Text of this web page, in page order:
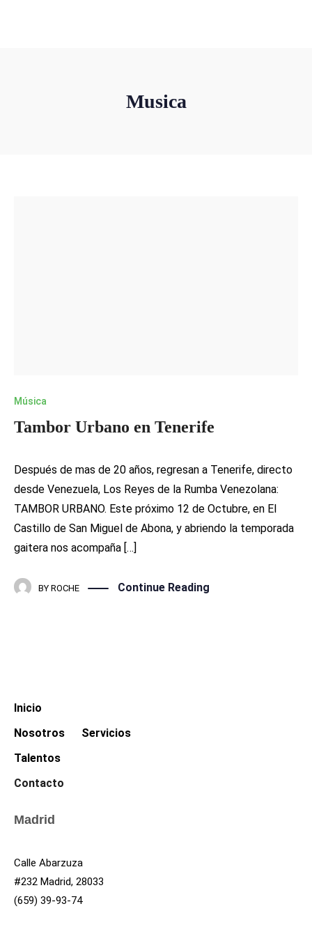
Musica
Música
Tambor Urbano en Tenerife
Después de mas de 20 años, regresan a Tenerife, directo
desde Venezuela, Los Reyes de la Rumba Venezolana:
TAMBOR URBANO. Este próximo 12 de Octubre, en El
Castillo de San Miguel de Abona, y abriendo la temporada
gaitera nos acompaña […]
BY ROCHE Continue Reading
Inicio
Nosotros
Servicios
Talentos
Contacto
Madrid
Calle Abarzuza
#232 Madrid, 28033
(659) 39-93-74